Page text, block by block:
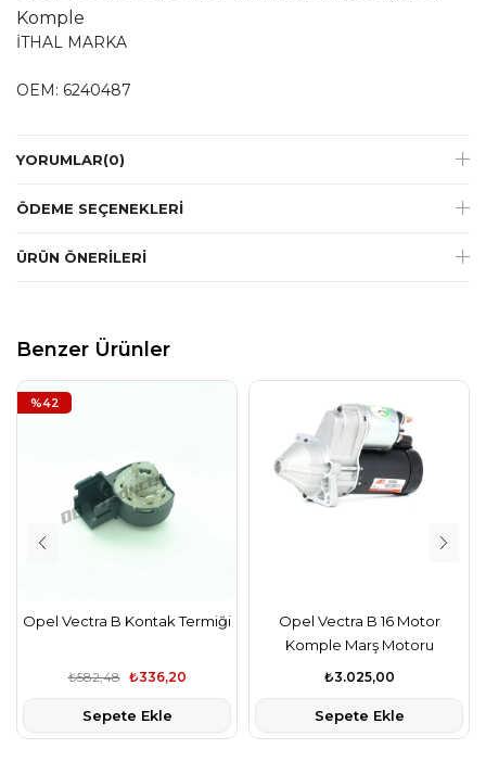
Komple
İTHAL MARKA
OEM: 6240487
YORUMLAR(0)
ÖDEME SEÇENEKLERI
ÜRÜN ÖNERILERI
Benzer Ürünler
Opel Vectra B Kontak Termiği
₺336,20
₺582,48
Sepete Ekle
%42
Opel Vectra B 16 Motor
Komple Marş Motoru
₺3.025,00
Sepete Ekle